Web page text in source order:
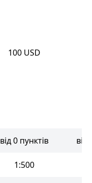
100 USD
від 0 пунктів від
1:500